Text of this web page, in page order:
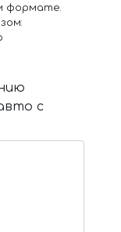
формате.
с